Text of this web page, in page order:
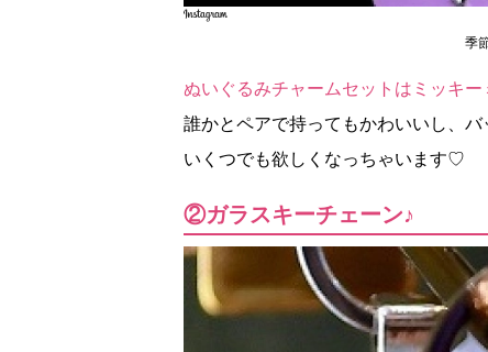
季
ぬいぐるみチャームセットはミッキ
誰かとペアで持ってもかわいいし、
いくつでも欲しくなっちゃいます♡
②ガラスキーチェーン♪